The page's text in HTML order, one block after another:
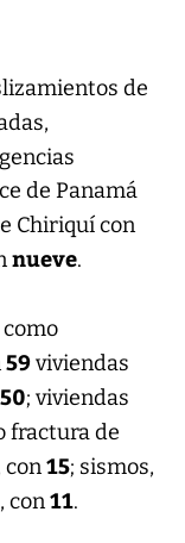
de
de Panamá
Chiriquí con
nueve.
59viviendas
50; viviendas
fractura de
con15; sismos,
con11.